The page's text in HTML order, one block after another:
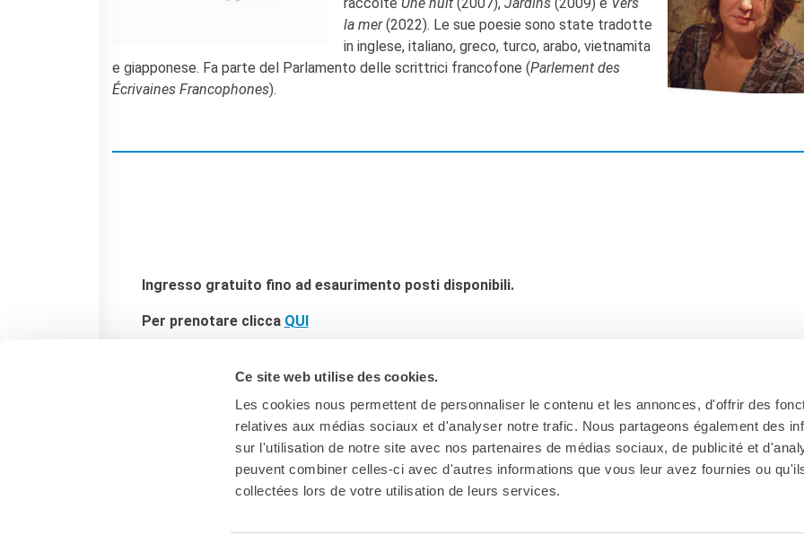
Ce site web utilise des cookies.
Les cookies nous permettent de personnaliser le contenu et les annonces, d'offrir des
relatives aux médias sociaux et d'analyser notre trafic. Nous partageons également des
sur l'utilisation de notre site avec nos partenaires de médias sociaux, de publicité et
peuvent combiner celles-ci avec d'autres informations que vous leur avez fournies ou
collectées lors de votre utilisation de leurs services.
la mer(2022). Le sue poesie sono state tradotte
in inglese, italiano, greco, turco, arabo, vietnamita
e giapponese. Fa parte del Parlamento delle scrittrici francofone (Parlement des
Écrivaines Francophones).
Ingresso gratuito fino ad esaurimento posti disponibili.
Per prenotare clicca QUI